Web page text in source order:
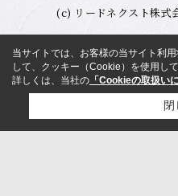
(c) リードネクスト株
当サイトでは、お客様の当サイト利
して、クッキー（Cookie）を使用して
詳しくは、当社の 「Cookieの取扱い
閉